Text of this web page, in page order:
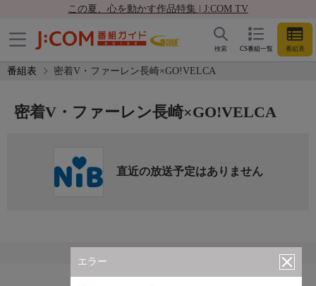
この夏、心を動かす作品特集 | J:COM TV
CS番組一覧 番組表
検索
番組表 密着V・ファーレン長崎×GO!VELCA
エラー
密着V・ファーレン長崎×GO!VELCA
直近の放送予定はありません